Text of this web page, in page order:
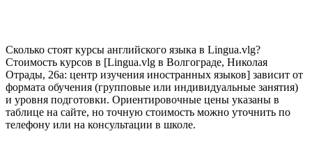
Сколько стоят курсы английского языка в Lingua.vlg?
Стоимость курсов в [Lingua.vlg в Волгограде, Николая
Отрады, 26а: центр изучения иностранных языков] зависит от
формата обучения (групповые или индивидуальные занятия)
и уровня подготовки. Ориентировочные цены указаны в
таблице на сайте, но точную стоимость можно уточнить по
телефону или на консультации в школе.